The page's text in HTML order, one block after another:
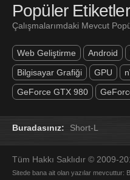
Popüler Etiketler
Çalışmalarımdaki Mevcut
Web Geliştirme Android
Bilgisayar Grafiği
GPU
GeForce GTX 980
Buradasınız: Short-L
Tüm Hakkı Saklıdır © 2009-
Sitede bana ait olan yazılar mevcuttur: